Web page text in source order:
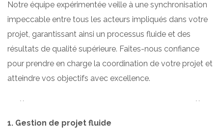
Notre équipe expérimentée veille à une synchronisation
impeccable entre tous les acteurs impliqués dans votre
projet, garantissant ainsi un processus fluide et des
résultats de qualité supérieure. Faites-nous confiance
pour prendre en charge la coordination de votre projet et
atteindre vos objectifs avec excellence.
1. Gestion de projet fluide